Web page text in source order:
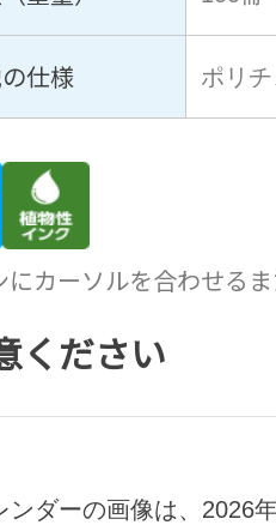
仕様 ポリ
にカーソルを合わせる
ください
ダーの画像は、 2026